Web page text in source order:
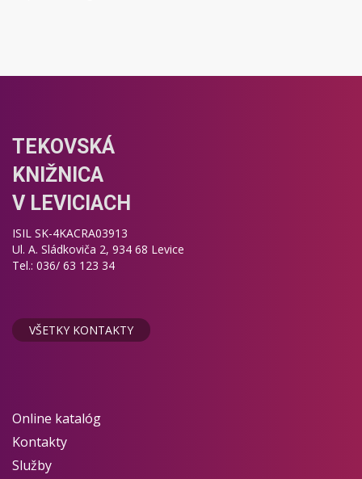
TEKOVSKÁ
KNIŽNICA
V LEVICIACH
ISIL SK-4KACRA03913
Ul. A. Sládkoviča 2, 934 68 Levice
Tel.: 036/ 63 123 34
VŠETKY KONTAKTY
Online katalóg
Kontakty
Služby